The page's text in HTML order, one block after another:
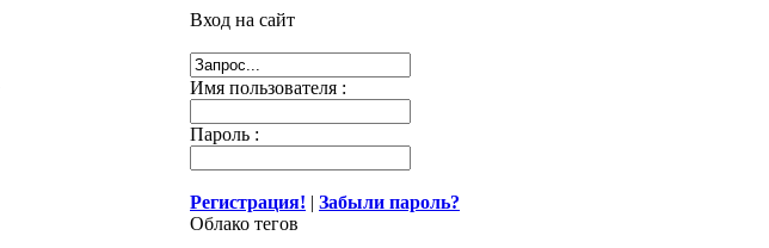
Вход на сайт
Имя пользователя :
Пароль :
Регистрация! | Забыли пароль?
Облако тегов